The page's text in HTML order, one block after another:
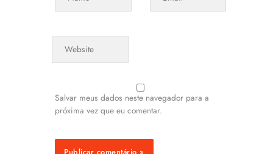
Salvar meus dados neste navegador para a
próxima vez que eu comentar.